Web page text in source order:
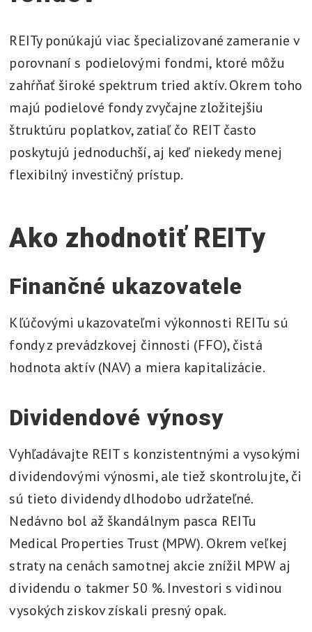
REITy ponúkajú viac špecializované zameranie v
porovnaní s podielovými fondmi, ktoré môžu
zahŕňať široké spektrum tried aktív. Okrem toho
majú podielové fondy zvyčajne zložitejšiu
štruktúru poplatkov, zatiaľ čo REIT často
poskytujú jednoduchší, aj keď niekedy menej
flexibilný investičný prístup.
Ako zhodnotiť REITy
Finančné ukazovatele
Kľúčovými ukazovateľmi výkonnosti REITu sú
fondy z prevádzkovej činnosti (FFO), čistá
hodnota aktív (NAV) a miera kapitalizácie.
Dividendové výnosy
Vyhľadávajte REIT s konzistentnými a vysokými
dividendovými výnosmi, ale tiež skontrolujte, či
sú tieto dividendy dlhodobo udržateľné.
Nedávno bol až škandálnym pasca REITu
Medical Properties Trust (MPW). Okrem veľkej
straty na cenách samotnej akcie znížil MPW aj
dividendu o takmer 50 %. Investori s vidinou
vysokých ziskov získali presný opak.